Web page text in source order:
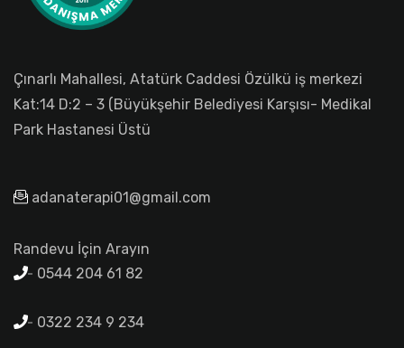
Çınarlı Mahallesi, Atatürk Caddesi Özülkü iş merkezi
Kat:14 D:2 – 3 (Büyükşehir Belediyesi Karşısı- Medikal
Park Hastanesi Üstü
adanaterapi01@gmail.com
Randevu İçin Arayın
0544 204 61 82
0322 234 9 234